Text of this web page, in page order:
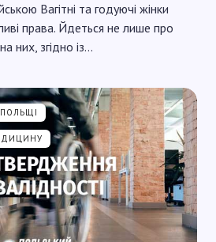
Вагітні та годуючі жінки
права. Йдеться не лише про
них, згідно із…